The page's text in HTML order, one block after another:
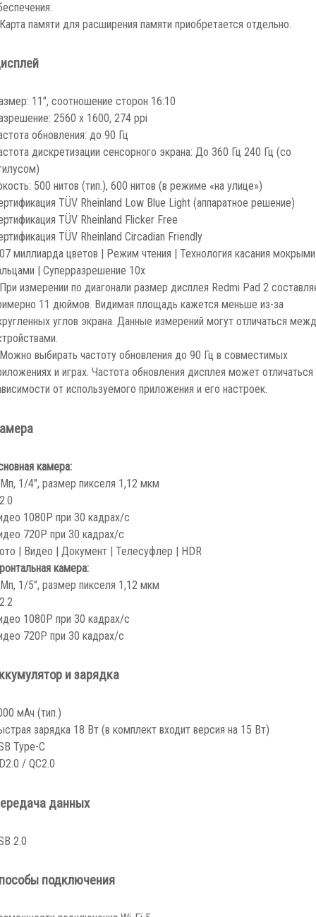
памяти для расширения памяти приобретается отдельно.
11″, соотношение сторон 16:10
2560 x 1600, 274 ppi
обновления: до 90 Гц
дискретизации сенсорного экрана: До 360 Гц 240 Гц (со
500 нитов (тип.), 600 нитов (в режиме «на улице»)
TÜV Rheinland Low Blue Light (аппаратное решение)
TÜV Rheinland Flicker Free
TÜV Rheinland Circadian Friendly
миллиарда цветов | Режим чтения | Технология касания мокрыми
| Суперразрешение 10x
измерении по диагонали размер дисплея Redmi Pad 2
11 дюймов. Видимая площадь кажется меньше из-за
углов экрана. Данные измерений могут отличаться
выбирать частоту обновления до 90 Гц в совместимых
и играх. Частота обновления дисплея может отличаться
от используемого приложения и его настроек.
камера:
1/4″, размер пикселя 1,12 мкм
1080P при 30 кадрах/с
720P при 30 кадрах/с
| Видео | Документ | Телесуфлер | HDR
камера:
1/5″, размер пикселя 1,12 мкм
1080P при 30 кадрах/с
720P при 30 кадрах/с
и зарядка
мАч (тип.)
зарядка 18 Вт (в комплект входит версия на 15 Вт)
Type-C
/ QC2.0
данных
2.0
подключения